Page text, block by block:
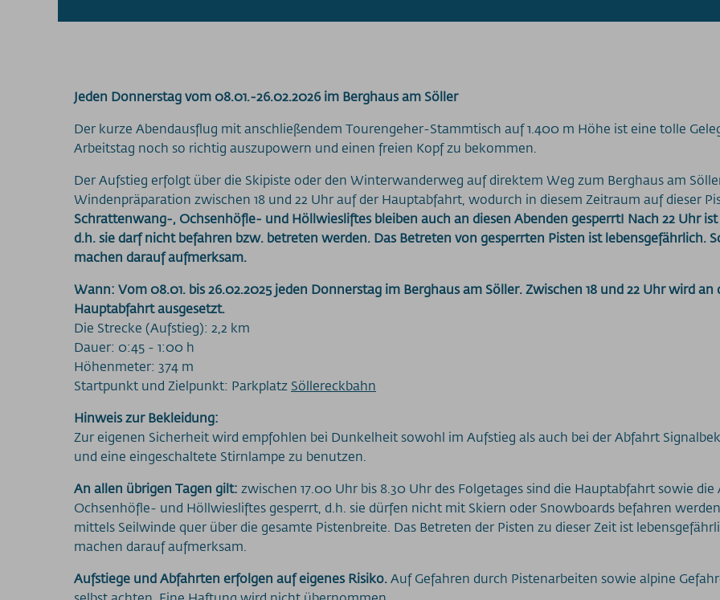
Jeden Donnerstag vom 08.01.-26.02.2026 im Berghaus am Söller
Der kurze Abendausflug mit anschließendem Tourengeher-Stammtisch auf 1.400 m Höhe ist eine tolle
Arbeitstag noch so richtig auszupowern und einen freien Kopf zu bekommen.
Der Aufstieg erfolgt über die Skipiste oder den Winterwanderweg auf direktem Weg zum Berghaus am
Windenpräparation zwischen 18 und 22 Uhr auf der Hauptabfahrt, wodurch in diesem Zeitraum auf dieser
Schrattenwang-, Ochsenhöfle- und Höllwiesliftes bleiben auch an diesen Abenden gesperrt! Nach 22 Uhr
d.h. sie darf nicht befahren bzw. betreten werden. Das Betreten von gesperrten Pisten ist lebensgefährlich.
machen darauf aufmerksam.
Wann: Vom 08.01. bis 26.02.2025 jeden Donnerstag im Berghaus am Söller. Zwischen 18 und 22 Uhr wird
Hauptabfahrt ausgesetzt.
Die Strecke (Aufstieg): 2,2 km
Dauer: 0:45 - 1:00 h
Höhenmeter: 374 m
Startpunkt und Zielpunkt: Parkplatz Söllereckbahn
Hinweis zur Bekleidung:
Zur eigenen Sicherheit wird empfohlen bei Dunkelheit sowohl im Aufstieg als auch bei der Abfahrt
und eine eingeschaltete Stirnlampe zu benutzen.
An allen übrigen Tagen gilt: zwischen 17.00 Uhr bis 8.30 Uhr des Folgetages sind die Hauptabfahrt sowie
Ochsenhöfle- und Höllwiesliftes gesperrt, d.h. sie dürfen nicht mit Skiern oder Snowboards befahren
mittels Seilwinde quer über die gesamte Pistenbreite. Das Betreten der Pisten zu dieser Zeit ist
machen darauf aufmerksam.
Aufstiege und Abfahrten erfolgen auf eigenes Risiko.Auf Gefahren durch Pistenarbeiten sowie alpine